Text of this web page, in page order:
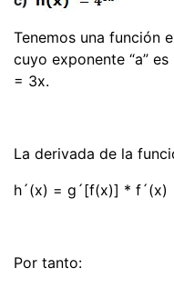
Tenemos una función
cuyo exponente “a”
= 3x.
La derivada de la
h´(x) = g´[f(x)] * f´(x)
Por tanto: